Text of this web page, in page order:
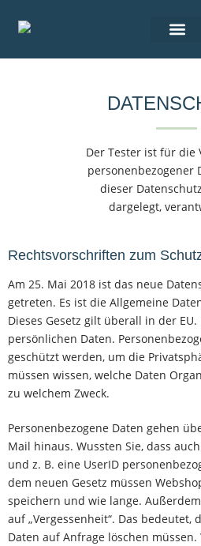
Der Tester ist für die
personenbezogener
dieser
dargelegt,
Rechtsvorschriften zum
Am 25. Mai 2018 ist das neue
getreten. Es ist die Allgemeine
Dieses Gesetz gilt überall in der
persönlichen Daten.
geschützt werden, um die
müssen wissen, welche Daten
zu welchem Zweck.
Personenbezogene Daten gehen
Mail hinaus. Wussten Sie, dass
und z. B. eine UserID
dem neuen Gesetz müssen
speichern und wie lange.
auf „Vergessenheit“. Das bedeutet,
Daten auf Anfrage löschen